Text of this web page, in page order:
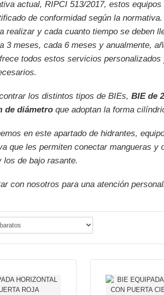
actual, RIPCI 513/2017, estos
de conformidad según la
realizar y cada cuanto tiempo se deben
3 meses, cada 6 meses y anualmente,
todos estos servicios
los distintos tipos de BIEs, BIE de
de diámetro que adoptan la forma
en este apartado de hidrantes,
que les permiten conectar mangueras
los de bajo rasante.
con nosotros para una atención